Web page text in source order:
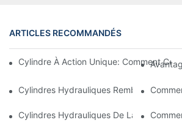
ARTICLES RECOMMANDÉS
Cylindre À Action Unique: Comment
Cylindres Hydrauliques Rembourrés:
Cylindres Hydrauliques De La Charrue